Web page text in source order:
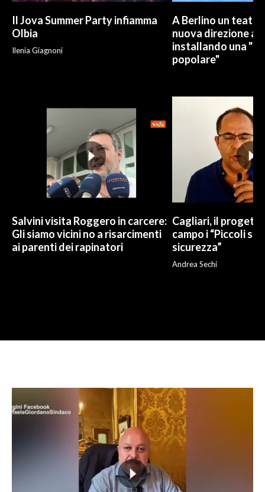
Il Jova Summer Party infiamma
Olbia
Ilenia Giagnoni
A Berlino un
nuova direzione
installando una
popolare"
Salvini visita Roggero in carcere:
Gli siamo vicini no a risarcimenti
ai parenti dei rapinatori
Cagliari, il
campo i “Piccoli
sicurezza”
Andrea Sechi